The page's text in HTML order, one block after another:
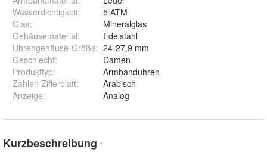
Wasserdichtigkeit:
5 ATM
Glas:
Mineralglas
Gehäusematerial:
Edelstahl
Uhrengehäuse-Größe: 24-27,9 mm
Geschlecht:
Damen
Produkttyp:
Armbanduhren
Zahlen Zifferblatt:
Arabisch
Anzeige: Analog
Kurzbeschreibung *